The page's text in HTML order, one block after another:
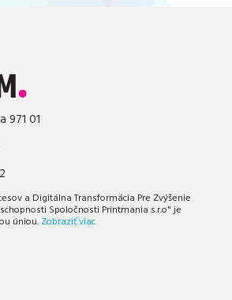
971 01
a Digitálna Transformácia Pre Zvýšenie
Spoločnosti Printmania s.r.o" je
úniou. Zobraziť viac.